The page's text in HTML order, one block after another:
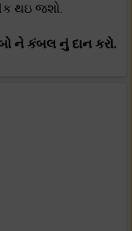
થઇ જશો.
ને કંબલ નું દાન કરો.